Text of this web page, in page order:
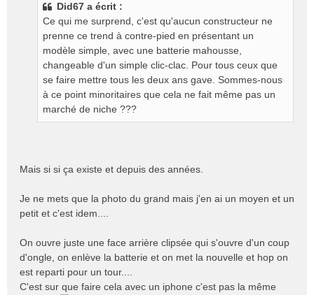
Did67 a écrit :
Ce qui me surprend, c'est qu'aucun constructeur ne
prenne ce trend à contre-pied en présentant un
modèle simple, avec une batterie mahousse,
changeable d'un simple clic-clac. Pour tous ceux que
se faire mettre tous les deux ans gave. Sommes-nous
à ce point minoritaires que cela ne fait même pas un
marché de niche ???
Mais si si ça existe et depuis des années.
Je ne mets que la photo du grand mais j'en ai un moyen et un
petit et c'est idem....
On ouvre juste une face arrière clipsée qui s'ouvre d'un coup
d'ongle, on enlève la batterie et on met la nouvelle et hop on
est reparti pour un tour....
C'est sur que faire cela avec un iphone c'est pas la même